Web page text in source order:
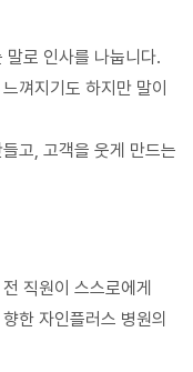
로 인사를 나눕니다.
껴지기도 하지만 말이
고, 고객을 웃게 만드는
직원이 스스로에게
한 자인플러스 병원의